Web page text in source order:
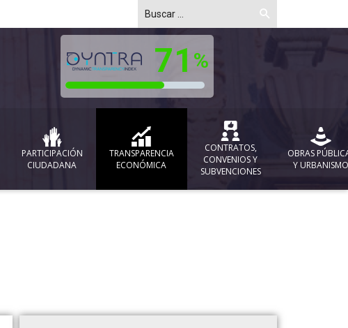
PARTICIPACIÓN
CIUDADANA
TRANSPARENCIA
ECONÓMICA
CONTRATOS,
CONVENIOS Y
SUBVENCIONES
OBRAS
Y URBANISMO